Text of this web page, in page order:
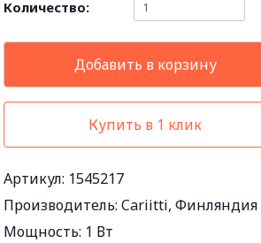
Количество:
Добавить в корзину
Купить в 1 клик
Артикул: 1545217
Производитель:Cariitti, Финляндия
Мощность: 1 Вт